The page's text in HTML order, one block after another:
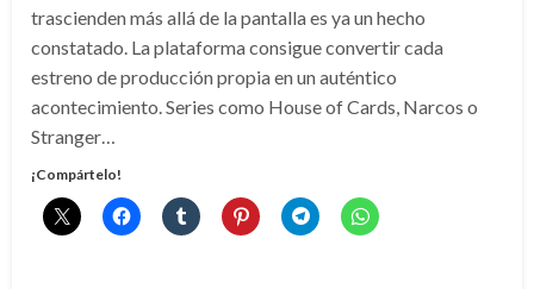
trascienden más allá de la pantalla es ya un hecho
constatado. La plataforma consigue convertir cada
estreno de producción propia en un auténtico
acontecimiento. Series como House of Cards, Narcos o
Stranger…
¡Compártelo!